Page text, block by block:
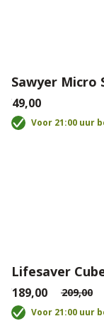
Sawyer Micro
€49,00
Voor 21:00 uur
Lifesaver
€189,00 €209,00
Voor 21:00 uur